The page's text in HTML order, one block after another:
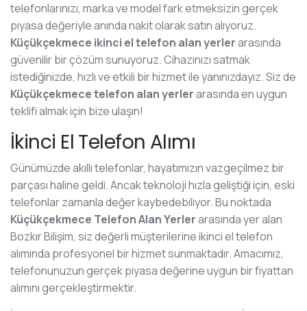
telefonlarınızı, marka ve model fark etmeksizin gerçek
piyasa değeriyle anında nakit olarak satın alıyoruz.
Küçükçekmece ikinci el telefon alan yerlerarasında
güvenilir bir çözüm sunuyoruz. Cihazınızı satmak
istediğinizde, hızlı ve etkili bir hizmet ile yanınızdayız. Siz de
Küçükçekmece telefon alan yerlerarasında en uygun
teklifi almak için bize ulaşın!
İkinci El Telefon Alımı
Günümüzde akıllı telefonlar, hayatımızın vazgeçilmez bir
parçası haline geldi. Ancak teknoloji hızla geliştiği için, eski
telefonlar zamanla değer kaybedebiliyor. Bu noktada
Küçükçekmece Telefon Alan Yerlerarasında yer alan
Bozkır Bilişim, siz değerli müşterilerine ikinci el telefon
alımında profesyonel bir hizmet sunmaktadır. Amacımız,
telefonunuzun gerçek piyasa değerine uygun bir fiyattan
alımını gerçekleştirmektir.